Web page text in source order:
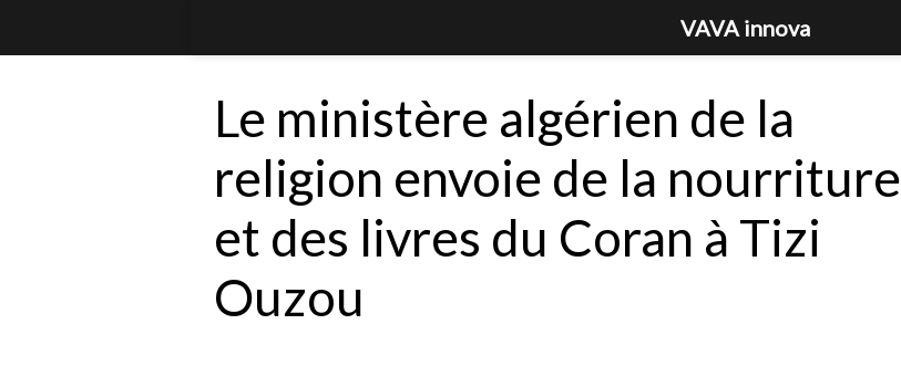
Le ministère algérien de la
religion envoie de la nourriture
et des livres du Coran à Tizi
Ouzou
VAVA innova